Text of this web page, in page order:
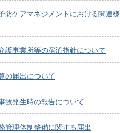
防ケアマネジメントにおける関連様
護事業所等の宿泊指針について
の届出について
故発生時の報告について
管理体制整備に関する届出